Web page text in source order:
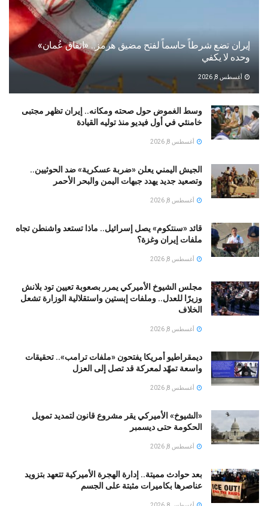
إيران تضع شرطاً حاسماً لفتح مضيق هرمز.. «اتفاق عُمان»
وحده لا يكفي
أغسطس 8, 2026
وسط الغموض حول صحته ومكانه.. إيران تظهر مجتبى
خامنئي في أول فيديو منذ توليه القيادة
أغسطس 8, 2026
الجيش اليمني يعلن «ضربة عسكرية» ضد الحوثيين..
وتصعيد جديد يهدد جبهات اليمن والبحر الأحمر
أغسطس 8, 2026
قائد «سنتكوم» يصل إسرائيل.. ماذا تستعد واشنطن تجاه
ملفات إيران وغزة؟
أغسطس 8, 2026
مجلس الشيوخ الأميركي يمرر بصعوبة تعيين تود بلانش
وزيرًا للعدل.. وملفات إبستين واستقلالية الوزارة تشعل
الخلاف
أغسطس 8, 2026
ديمقراطيو أمريكا يفتحون «ملفات ترامب».. تحقيقات
واسعة تمهّد لمعركة قد تصل إلى العزل
أغسطس 8, 2026
«الشيوخ» الأميركي يقر مشروع قانون لتمديد تمويل
الحكومة حتى ديسمبر
أغسطس 8, 2026
بعد حوادث مميتة.. إدارة الهجرة الأميركية تتعهد بتزويد
عناصرها بكاميرات مثبتة على الجسم